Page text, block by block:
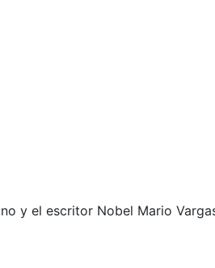
y el escritor Nobel Mario